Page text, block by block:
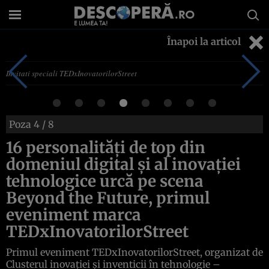
Înapoi la articol
Invitati speciali TEDxInovatorilorStreet
Poza 4 / 8
16 personalități de top din
domeniul digital și al inovației
tehnologice urcă pe scena
Beyond the Future, primul
eveniment marca
TEDxInovatorilorStreet
Primul eveniment TEDxInovatorilorStreet, organizat de
Clusterul inovației și inventicii în tehnologie –